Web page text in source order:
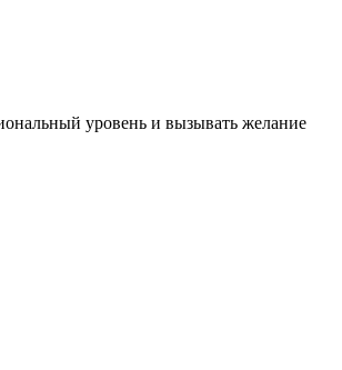
уровень и вызывать желание